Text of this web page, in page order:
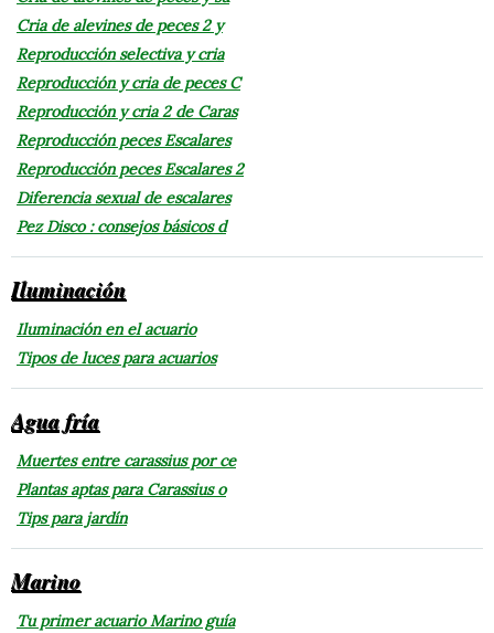
Cria de alevines de peces 2 y
Reproducción selectiva y cria
Reproducción y cria de peces C
Reproducción y cria 2 de Caras
Reproducción peces Escalares
Reproducción peces Escalares 2
Diferencia sexual de escalares
Pez Disco : consejos básicos d
Iluminación
Iluminación en el acuario
Tipos de luces para acuarios
Agua fría
Muertes entre carassius por ce
Plantas aptas para Carassius o
Tips para jardín
Marino
Tu primer acuario Marino guía